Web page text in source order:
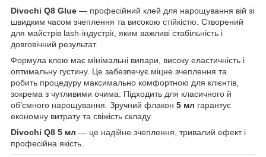
Divochi Q8 Glue — професійний клей для нарощування вій зі
швидким часом зчеплення та високою стійкістю. Створений
для майстрів lash-індустрії, яким важливі стабільність і
довговічний результат.
Формула клею має мінімальні випари, високу еластичність і
оптимальну густину. Це забезпечує міцне зчеплення та
робить процедуру максимально комфортною для клієнтів,
зокрема з чутливими очима. Підходить для класичного й
об’ємного нарощування. Зручний флакон 5 мл гарантує
економну витрату та свіжість складу.
Divochi Q8 5 мл — це надійне зчеплення, тривалий ефект і
професійна якість.